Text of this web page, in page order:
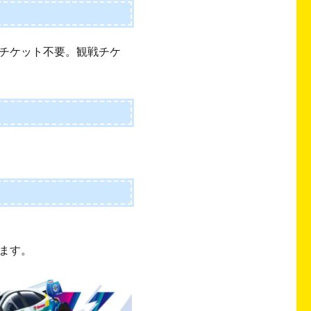
ケット不要。観戦チケ
す。